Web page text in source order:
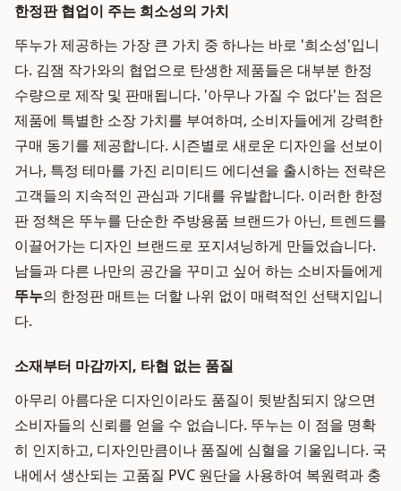
한정판 협업이 주는 희소성의 가치
뚜누가 제공하는 가장 큰 가치 중 하나는 바로 '희소성'입니
다. 김잼 작가와의 협업으로 탄생한 제품들은 대부분 한정
수량으로 제작 및 판매됩니다. '아무나 가질 수 없다'는 점은
제품에 특별한 소장 가치를 부여하며, 소비자들에게 강력한
구매 동기를 제공합니다. 시즌별로 새로운 디자인을 선보이
거나, 특정 테마를 가진 리미티드 에디션을 출시하는 전략은
고객들의 지속적인 관심과 기대를 유발합니다. 이러한 한정
판 정책은 뚜누를 단순한 주방용품 브랜드가 아닌, 트렌드를
이끌어가는 디자인 브랜드로 포지셔닝하게 만들었습니다.
남들과 다른 나만의 공간을 꾸미고 싶어 하는 소비자들에게
뚜누의 한정판 매트는 더할 나위 없이 매력적인 선택지입니
다.
소재부터 마감까지, 타협 없는 품질
아무리 아름다운 디자인이라도 품질이 뒷받침되지 않으면
소비자들의 신뢰를 얻을 수 없습니다. 뚜누는 이 점을 명확
히 인지하고, 디자인만큼이나 품질에 심혈을 기울입니다. 국
내에서 생산되는 고품질 PVC 원단을 사용하여 복원력과 충